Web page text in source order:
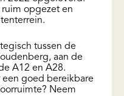
opgezet en
tussen de
aan de
A12 en A28.
een goed bereikbare
Neem